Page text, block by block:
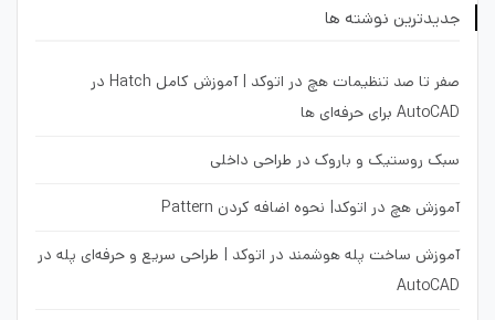
جدیدترین نوشته ها
صفر تا صد تنظیمات هچ در اتوکد | آموزش کامل Hatch در
AutoCAD برای حرفه‌ای ها
سبک روستیک و باروک در طراحی داخلی
آموزش هچ در اتوکد| نحوه اضافه کردن Pattern
آموزش ساخت پله هوشمند در اتوکد | طراحی سریع و حرفه‌ای پله در
AutoCAD